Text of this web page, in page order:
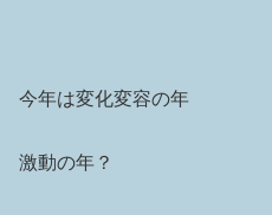
今年は変化変容の年
激動の年？